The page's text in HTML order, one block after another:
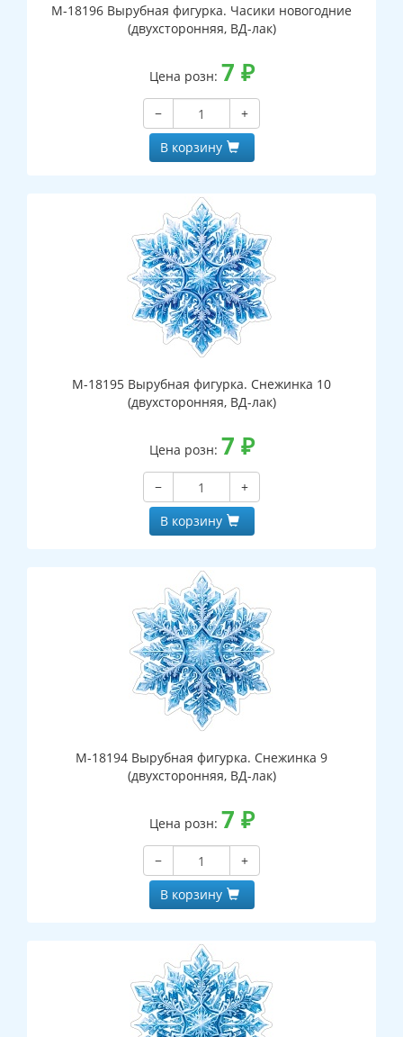
М-18196 Вырубная фигурка. Часики новогодние
(двухсторонняя, ВД-лак)
Цена розн: 7 ₽
−
+
В корзину
М-18195 Вырубная фигурка. Снежинка 10
(двухсторонняя, ВД-лак)
Цена розн: 7 ₽
−
+
В корзину
М-18194 Вырубная фигурка. Снежинка 9
(двухсторонняя, ВД-лак)
Цена розн: 7 ₽
−
+
В корзину